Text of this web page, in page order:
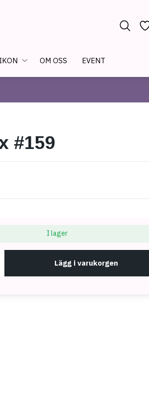
OM OSS EVENT
#159
I lager
Lägg i varukorgen